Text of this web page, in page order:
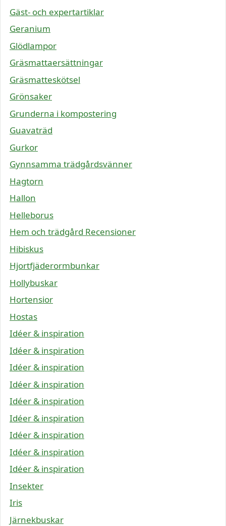
Gäst- och expertartiklar
Geranium
Glödlampor
Gräsmattaersättningar
Gräsmatteskötsel
Grönsaker
Grunderna i kompostering
Guavaträd
Gurkor
Gynnsamma trädgårdsvänner
Hagtorn
Hallon
Helleborus
Hem och trädgård Recensioner
Hibiskus
Hjortfjäderormbunkar
Hollybuskar
Hortensior
Hostas
Idéer & inspiration
Idéer & inspiration
Idéer & inspiration
Idéer & inspiration
Idéer & inspiration
Idéer & inspiration
Idéer & inspiration
Idéer & inspiration
Idéer & inspiration
Insekter
Iris
Järnekbuskar